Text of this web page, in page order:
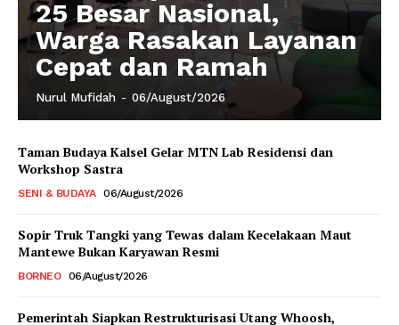
25 Besar Nasional,
Warga Rasakan Layanan
Cepat dan Ramah
Nurul Mufidah - 06/August/2026
Taman Budaya Kalsel Gelar MTN Lab Residensi dan
Workshop Sastra
SENI & BUDAYA 06/August/2026
Sopir Truk Tangki yang Tewas dalam Kecelakaan Maut
Mantewe Bukan Karyawan Resmi
BORNEO 06/August/2026
Pemerintah Siapkan Restrukturisasi Utang Whoosh,